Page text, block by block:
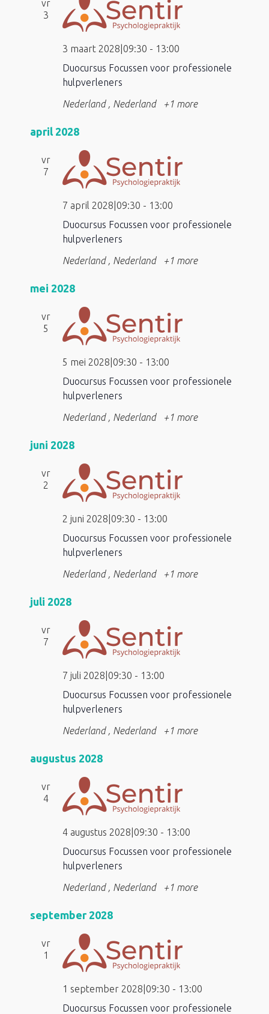
vr
3
Duocursus Focussen voor professionele
hulpverleners
3 maart 2028|09:30 - 13:00
Nederland , Nederland +1 more
april 2028
vr
7
Duocursus Focussen voor professionele
hulpverleners
7 april 2028|09:30 - 13:00
Nederland , Nederland +1 more
mei 2028
vr
5
Duocursus Focussen voor professionele
hulpverleners
5 mei 2028|09:30 - 13:00
Nederland , Nederland +1 more
juni 2028
vr
2
Duocursus Focussen voor professionele
hulpverleners
2 juni 2028|09:30 - 13:00
Nederland , Nederland +1 more
juli 2028
vr
7
Duocursus Focussen voor professionele
hulpverleners
7 juli 2028|09:30 - 13:00
Nederland , Nederland +1 more
augustus 2028
vr
4
Duocursus Focussen voor professionele
hulpverleners
4 augustus 2028|09:30 - 13:00
Nederland , Nederland +1 more
september 2028
vr
1
Duocursus Focussen voor professionele
1 september 2028|09:30 - 13:00